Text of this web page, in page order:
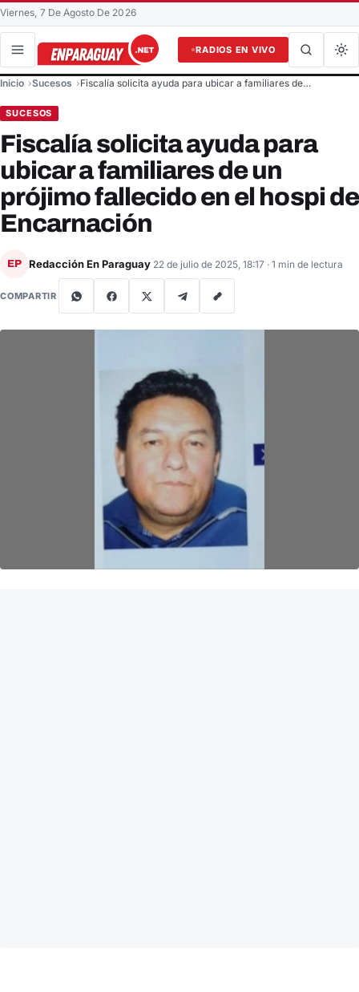
Viernes, 7 De Agosto De 2026
RADIOS EN VIVO
Buscar en el sitio
Inicio Sucesos Fiscalía solicita ayuda para ubicar a familiares de…
SUCESOS
Fiscalía solicita ayuda para
ubicar a familiares de un
prójimo fallecido en el hospi de
Encarnación
EP Redacción En Paraguay 22 de julio de 2025, 18:17 · 1 min de lectura
COMPARTIR